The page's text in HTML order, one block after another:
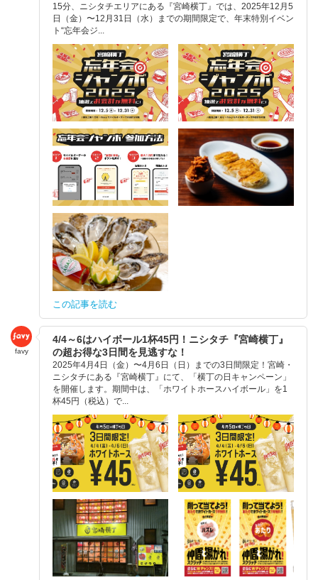
15分、ニシタチエリアにある『宮崎横丁』では、2025年12月5
日（金）〜12月31日（水）までの期間限定で、年末特別イベン
ト“忘年会ジ...
この記事を読む
favy
4/4～6はハイボール1杯45円！ニシタチ『宮崎横丁』
の超お得な3日間を見逃すな！
2025年4月4日（金）〜4月6日（日）までの3日間限定！宮崎・
ニシタチにある『宮崎横丁』にて、「横丁の日キャンペーン」
を開催します。期間中は、「ホワイトホースハイボール」を1
杯45円（税込）で...